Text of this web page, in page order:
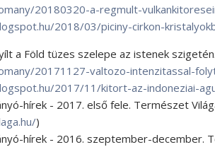
20180320-a-regmult-
2018/03/piciny-cirkon-
a Föld tüzes szelepe az istenek
20171127-valtozo-intenzitassal-
2017/11/kitort-az-indoneziai-
hírek - 2017. első fele. Természet
)
hírek - 2016. szeptember-december.